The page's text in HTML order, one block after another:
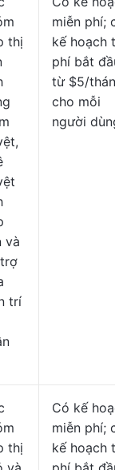
thị
và
trí
miễn phí; các
kế hoạch trả
phí bắt đầu
từ $5/tháng
cho mỗi
người dùng
thị
Có kế hoạch
miễn phí; các
kế hoạch trả